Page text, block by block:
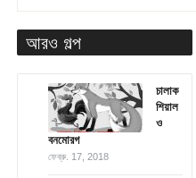
আরও গল্প
চালাক
শিয়াল
ও
বনমোরগ
ফেব্রু. 17, 2018